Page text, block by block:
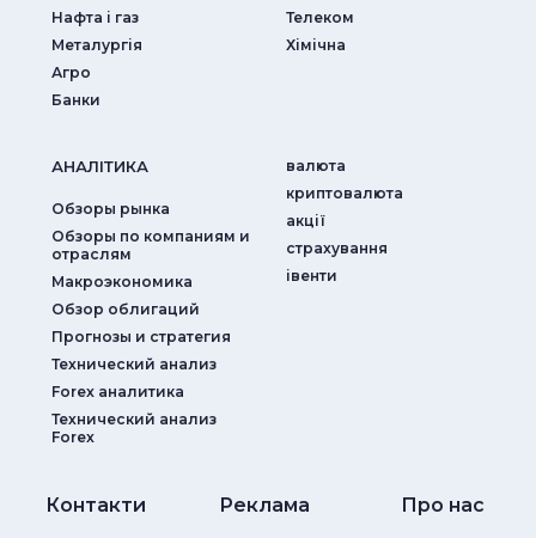
Нафта і газ
Металургія
Агро
Банки
Телеком
Хімічна
АНАЛIТИКА
Обзоры рынка
Обзоры по компаниям и
отраслям
Макроэкономика
Обзор облигаций
Прогнозы и стратегия
Технический анализ
Forex аналитика
Технический анализ
Forex
валюта
криптовалюта
акції
страхування
iвенти
Контакти Реклама Про нас